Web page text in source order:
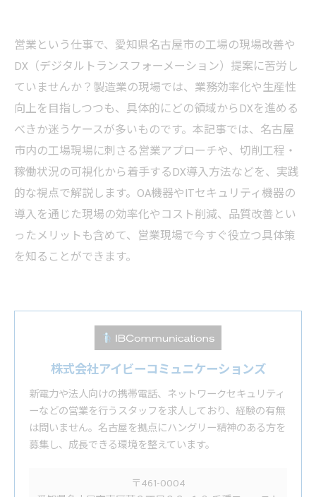
営業という仕事で、愛知県名古屋市の工場の現場改善や
DX（デジタルトランスフォーメーション）提案に苦労し
ていませんか？製造業の現場では、業務効率化や生産性
向上を目指しつつも、具体的にどの領域からDXを進める
べきか迷うケースが多いものです。本記事では、名古屋
市内の工場現場に刺さる営業アプローチや、切削工程・
稼働状況の可視化から着手するDX導入方法などを、実践
的な視点で解説します。OA機器やITセキュリティ機器の
導入を通じた現場の効率化やコスト削減、品質改善とい
ったメリットも含めて、営業現場で今すぐ役立つ具体策
を知ることができます。
株式会社アイビーコミュニケーションズ
新電力や法人向けの携帯電話、ネットワークセキュリティ
ーなどの営業を行うスタッフを求人しており、経験の有無
は問いません。名古屋を拠点にハングリー精神のある方を
募集し、成長できる環境を整えています。
〒461-0004